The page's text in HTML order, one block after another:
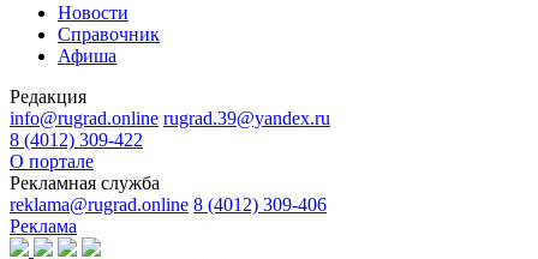
Новости
Справочник
Афиша
Редакция
info@rugrad.online rugrad.39@yandex.ru
8 (4012) 309-422
О портале
Рекламная служба
reklama@rugrad.online 8 (4012) 309-406
Реклама